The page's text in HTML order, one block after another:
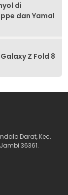
di
dan Yamal
Z Fold 8
Darat, Kec.
36361.